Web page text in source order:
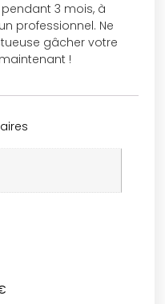
3 mois, à
professionnel. Ne
gâcher votre
!